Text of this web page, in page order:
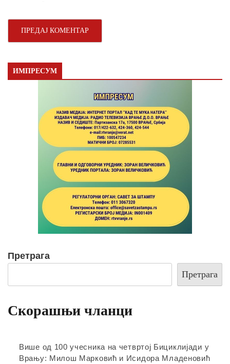
ИМПРЕСУМ
Претрага
Претрага
Скорашњи чланци
Више од 100 учесника на четвртој Бициклијади у
Врању: Милош Марковић и Исидора Младеновић